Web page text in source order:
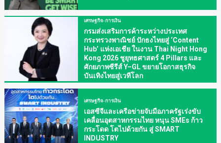
เศรษฐกิจ-การเงิน
กรมส่งเสริมการค้าระหว่างประเทศ
กระทรวงพาณิชย์ ปักธงไทยสู่ ‘Content
Hub’ แห่งเอเชีย ในงาน Thai Night Hong
Kong 2026 ชูยุทธศาสตร์ 4 Pillars และ
ศักยภาพซีรีส์ Y–GL ขยายโอกาสธุรกิจ
บันเทิงไทยสู่เวทีโลก
เศรษฐกิจ-การเงิน
เอสซีจีและเครือข่ายจับมือภาครัฐเร่งขับ
เคลื่อนอุตสาหกรรมไทย หนุน SMEs ก้าว
กระโดด โตไปด้วยกัน สู่ SMART
INDUSTRY